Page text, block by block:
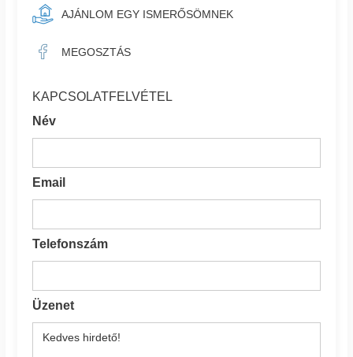
AJÁNLOM EGY ISMERŐSÖMNEK
MEGOSZTÁS
KAPCSOLATFELVÉTEL
Név
Email
Telefonszám
Üzenet